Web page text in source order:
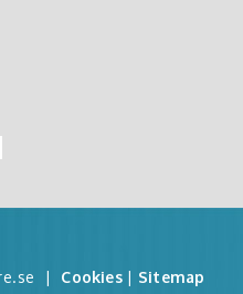
| Cookies | Sitemap